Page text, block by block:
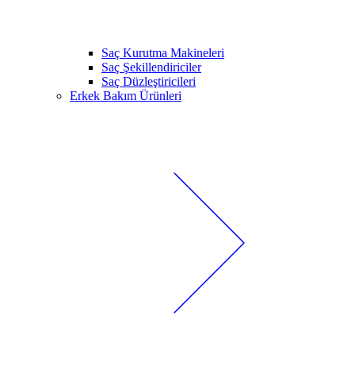
Saç Kurutma Makineleri
Saç Şekillendiriciler
Saç Düzleştiricileri
Erkek Bakım Ürünleri